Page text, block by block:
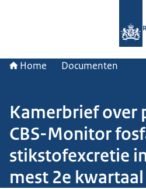
Home Documenten
Kamerbrief over
CBS-Monitor
stikstofexcretie
mest 2e